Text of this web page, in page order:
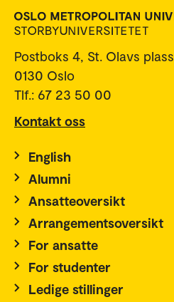
Postboks 4, St. Olavs plass
0130 Oslo
Tlf.: 67 23 50 00
Kontakt oss
English
Alumni
Ansatteoversikt
Arrangementsoversikt
For ansatte
For studenter
Ledige stillinger